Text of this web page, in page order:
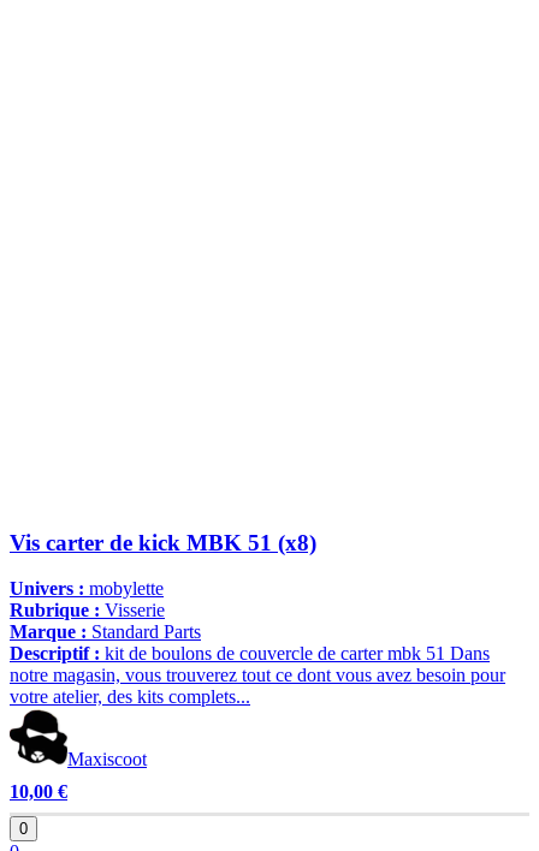
Vis carter de kick MBK 51 (x8)
Univers : mobylette
Rubrique : Visserie
Marque : Standard Parts
Descriptif : kit de boulons de couvercle de carter mbk 51 Dans
notre magasin, vous trouverez tout ce dont vous avez besoin pour
votre atelier, des kits complets...
Maxiscoot
10,00 €
0